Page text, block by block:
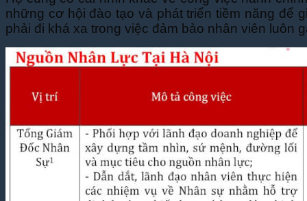
những cơ hội đào tạo và phát triển tiềm năng để
phải đi khá xa trong việc đảm bảo nhân viên luôn